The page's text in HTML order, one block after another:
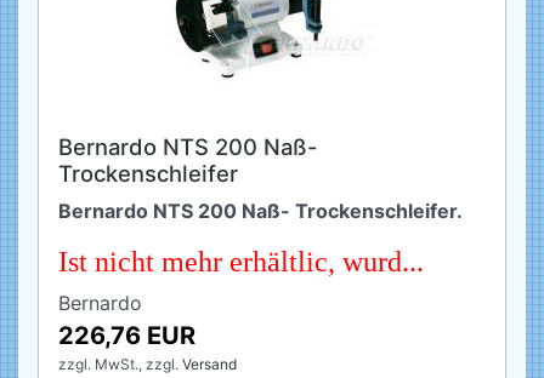
Bernardo NTS 200 Naß-
Trockenschleifer
Bernardo NTS 200 Naß- Trockenschleifer.
Ist nicht mehr erhältlic, wurd...
Bernardo
226,76 EUR
zzgl. MwSt., zzgl. Versand